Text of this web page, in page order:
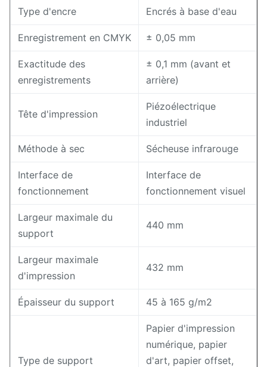
Type d'encre Encrés à base d'eau
Enregistrement en CMYK ± 0,05 mm
Exactitude des
enregistrements
± 0,1 mm (avant et
arrière)
Tête d'impression
Piézoélectrique
industriel
Méthode à sec Sécheuse infrarouge
Interface de
fonctionnement
Interface de
fonctionnement visuel
Largeur maximale du
support
440 mm
Largeur maximale
d'impression
432 mm
Épaisseur du support 45 à 165 g/m2
Type de support
Papier d'impression
numérique, papier
d'art, papier offset,